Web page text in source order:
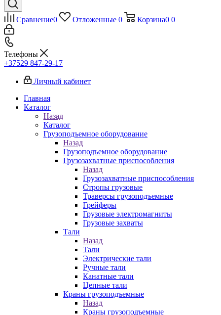
Сравнение0 Отложенные 0 Корзина0 0
Телефоны
+37529 847-29-17‬
Личный кабинет
Главная
Каталог
Назад
Каталог
Грузоподъемное оборудование
Назад
Грузоподъемное оборудование
Грузозахватные приспособления
Назад
Грузозахватные приспособления
Стропы грузовые
Траверсы грузоподъемные
Грейферы
Грузовые электромагниты
Грузовые захваты
Тали
Назад
Тали
Электрические тали
Ручные тали
Канатные тали
Цепные тали
Краны грузоподъемные
Назад
Краны грузоподъемные